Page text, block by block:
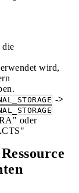
die
wird,
->
oder